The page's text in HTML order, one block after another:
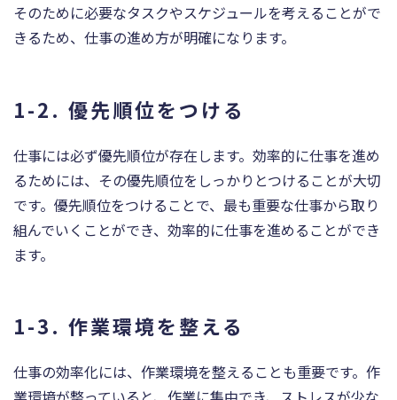
そのために必要なタスクやスケジュールを考えることがで
きるため、仕事の進め方が明確になります。
1-2. 優先順位をつける
仕事には必ず優先順位が存在します。効率的に仕事を進め
るためには、その優先順位をしっかりとつけることが大切
です。優先順位をつけることで、最も重要な仕事から取り
組んでいくことができ、効率的に仕事を進めることができ
ます。
1-3. 作業環境を整える
仕事の効率化には、作業環境を整えることも重要です。作